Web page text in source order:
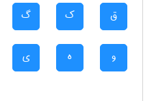
ق ک گ
و ه ی